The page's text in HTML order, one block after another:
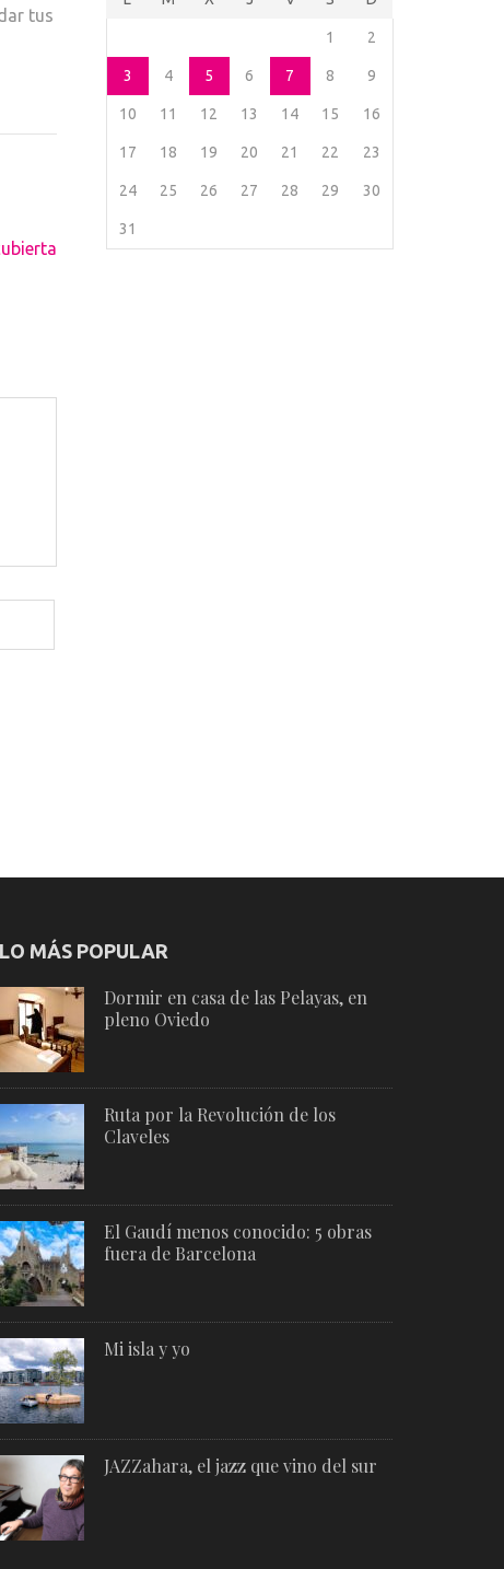
tus
1 2
3 4 5 6 7 8 9
10 11 12 13 14 15 16
17 18 19 20 21 22 23
24 25 26 27 28 29 30
31
LO MÁS POPULAR
Dormir en casa de las Pelayas, en
pleno Oviedo
Ruta por la Revolución de los
Claveles
El Gaudí menos conocido: 5 obras
fuera de Barcelona
Mi isla y yo
JAZZahara, el jazz que vino del sur